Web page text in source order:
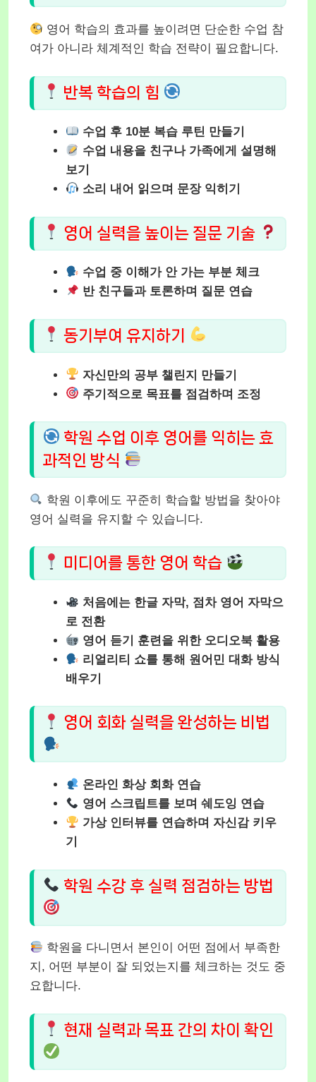
영어 학습의 효과를 높이려면 단순한 수업 참
여가 아니라 체계적인 학습 전략이 필요합니다.
반복 학습의 힘
수업 후 10분 복습 루틴 만들기
수업 내용을 친구나 가족에게 설명해
보기
소리 내어 읽으며 문장 익히기
영어 실력을 높이는 질문 기술
수업 중 이해가 안 가는 부분 체크
반 친구들과 토론하며 질문 연습
동기부여 유지하기
자신만의 공부 챌린지 만들기
주기적으로 목표를 점검하며 조정
학원 수업 이후 영어를 익히는 효
과적인 방식
학원 이후에도 꾸준히 학습할 방법을 찾아야
영어 실력을 유지할 수 있습니다.
미디어를 통한 영어 학습
처음에는 한글 자막, 점차 영어 자막으
로 전환
영어 듣기 훈련을 위한 오디오북 활용
리얼리티 쇼를 통해 원어민 대화 방식
배우기
영어 회화 실력을 완성하는 비법
온라인 화상 회화 연습
영어 스크립트를 보며 쉐도잉 연습
가상 인터뷰를 연습하며 자신감 키우
기
학원 수강 후 실력 점검하는 방법
학원을 다니면서 본인이 어떤 점에서 부족한
지, 어떤 부분이 잘 되었는지를 체크하는 것도 중
요합니다.
현재 실력과 목표 간의 차이 확인